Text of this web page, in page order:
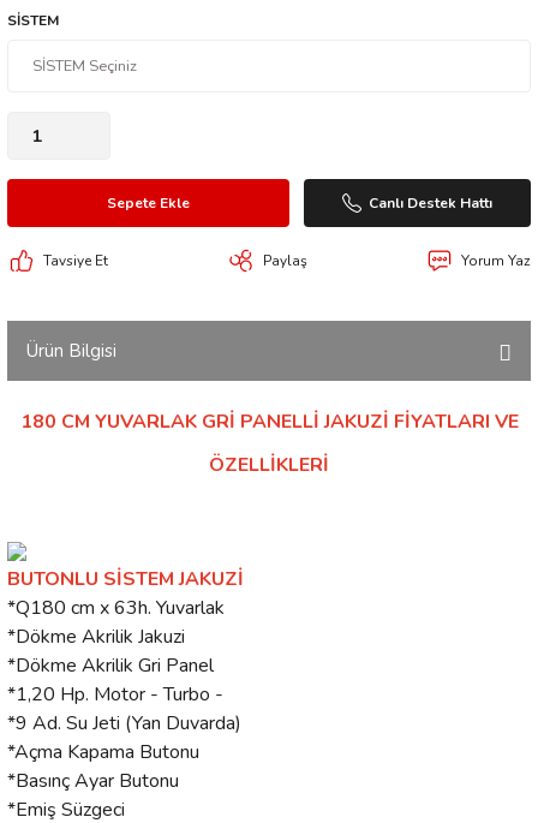
SİSTEM
Sepete Ekle Canlı Destek Hattı
Tavsiye Et Paylaş Yorum Yaz
Ürün Bilgisi
180 CM YUVARLAK GRİ PANELLİ JAKUZİ FİYATLARI VE
ÖZELLİKLERİ
BUTONLU SİSTEM JAKUZİ
*Q180 cm x 63h. Yuvarlak
*Dökme Akrilik Jakuzi
*Dökme Akrilik Gri Panel
*1,20 Hp. Motor - Turbo -
*9 Ad. Su Jeti (Yan Duvarda)
*Açma Kapama Butonu
*Basınç Ayar Butonu
*Emiş Süzgeci